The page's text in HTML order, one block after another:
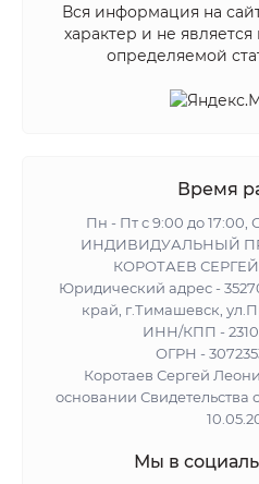
Вся информация на
характер и не
определяемой
Время
Пн - Пт с 9:00 до 17:00,
ИНДИВИДУАЛЬНЫЙ
КОРОТАЕВ
Юридический адрес -
край, г.Тимашевск,
ИНН/КПП -
ОГРН -
Коротаев Сергей
основании Свидетельства
Мы в